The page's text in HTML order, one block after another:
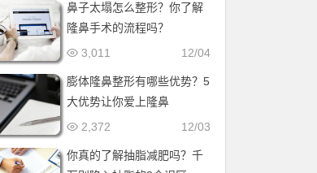
鼻子太塌怎么整形？你了解
隆鼻手术的流程吗？
12/04
3,011
膨体隆鼻整形有哪些优势？5
大优势让你爱上隆鼻
12/03
2,372
你真的了解抽脂减肥吗？千